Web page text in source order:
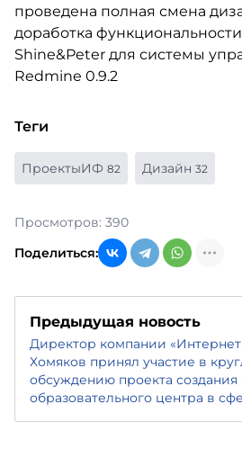
Теги
ПроектыИФ 82 Дизайн 32
Просмотров: 390
Поделиться:
Предыдущая новость
Директор компании
Хомяков принял участие в
обсуждению проекта создания
образовательного центра в